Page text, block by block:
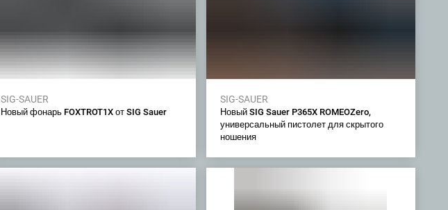
SIG-SAUER
Новый фонарь FOXTROT1X от SIG Sauer
SIG-SAUER
Новый SIG Sauer P365X ROMEOZero,
универсальный пистолет для скрытого
ношения